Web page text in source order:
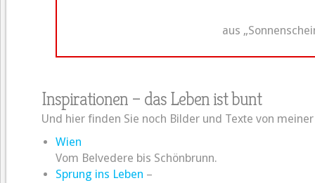
aus
Inspirationen – das Leben ist bunt
Und hier finden Sie noch Bilder und Texte von
Wien
Vom Belvedere bis Schönbrunn.
Sprung ins Leben –